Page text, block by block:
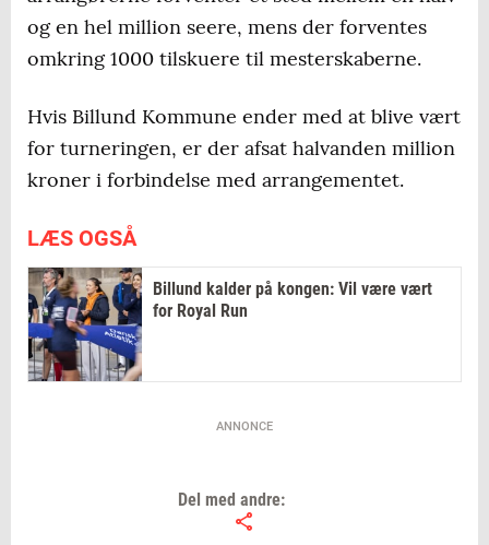
og en hel million seere, mens der forventes
omkring 1000 tilskuere til mesterskaberne.
Hvis Billund Kommune ender med at blive vært
for turneringen, er der afsat halvanden million
kroner i forbindelse med arrangementet.
LÆS OGSÅ
Billund kalder på kongen: Vil være vært
for Royal Run
ANNONCE
Del med andre: